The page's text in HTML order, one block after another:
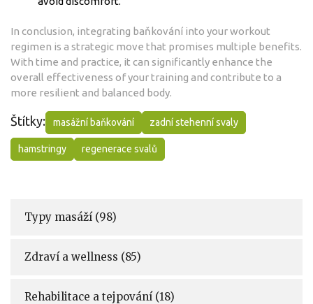
In conclusion, integrating baňkování into your workout
regimen is a strategic move that promises multiple benefits.
With time and practice, it can significantly enhance the
overall effectiveness of your training and contribute to a
more resilient and balanced body.
Štítky: masážní baňkování zadní stehenní svaly
hamstringy regenerace svalů
Typy masáží (98)
Zdraví a wellness (85)
Rehabilitace a tejpování (18)